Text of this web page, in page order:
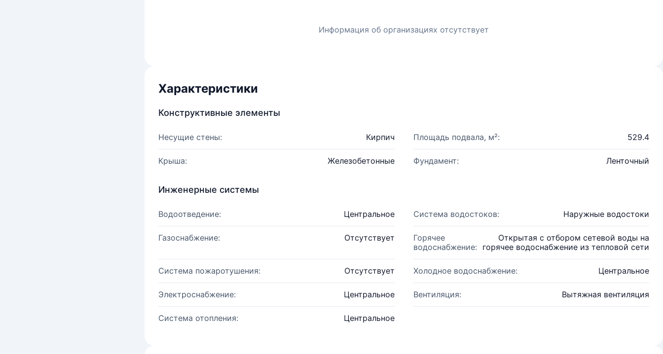
Информация об организациях отсутствует
Характеристики
Конструктивные элементы
Несущие стены: Кирпич Площадь подвала, м²: 529.4
Крыша: Железобетонные Фундамент: Ленточный
Инженерные системы
Водоотведение: Центральное Система водостоков: Наружные водостоки
Газоснабжение: Отсутствует
Горячее
водоснабжение:
Открытая с отбором сетевой воды на
горячее водоснабжение из тепловой сети
Система пожаротушения: Отсутствует Холодное водоснабжение: Центральное
Электроснабжение: Центральное Вентиляция: Вытяжная вентиляция
Система отопления: Центральное